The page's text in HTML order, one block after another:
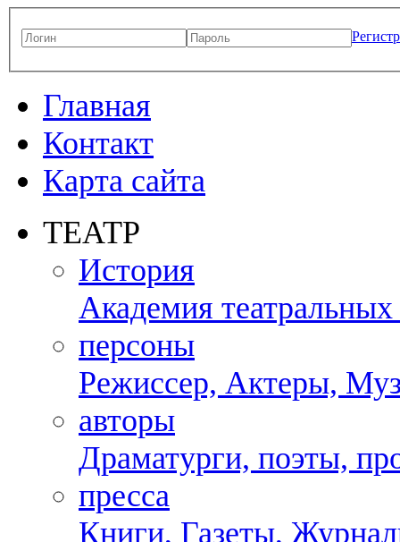
Главная
Контакт
Карта сайта
ТЕАТР
История
Академия
персоны
Режиссер, Актеры,
авторы
Драматурги, поэты,
пресса
Книги, Газеты,